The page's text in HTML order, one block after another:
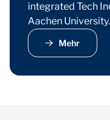
integrated Tech
Aachen University.
Mehr